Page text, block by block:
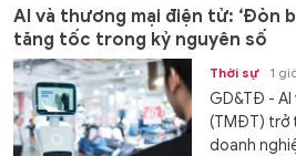
AI và thương mại điện tử: ‘Đòn
tăng tốc trong kỷ nguyên số
Thời sự 1
GD&TĐ -
(TMĐT) trở
doanh